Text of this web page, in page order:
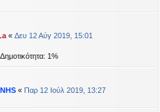
« Δευ 12 Αύγ 2019, 15:01
Δημοτικότητα: 1%
« Παρ 12 Ιούλ 2019, 13:27